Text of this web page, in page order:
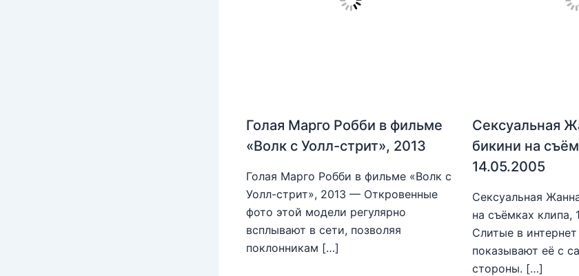
Голая Марго Робби в фильме
«Волк с Уолл-стрит», 2013
Голая Марго Робби в фильме «Волк с
Уолл-стрит», 2013 — Откровенные
фото этой модели регулярно
всплывают в сети, позволяя
поклонникам […]
Сексуальная
бикини на
14.05.2005
Сексуальная
на съёмках клипа,
Слитые в
показывают её с
стороны. […]